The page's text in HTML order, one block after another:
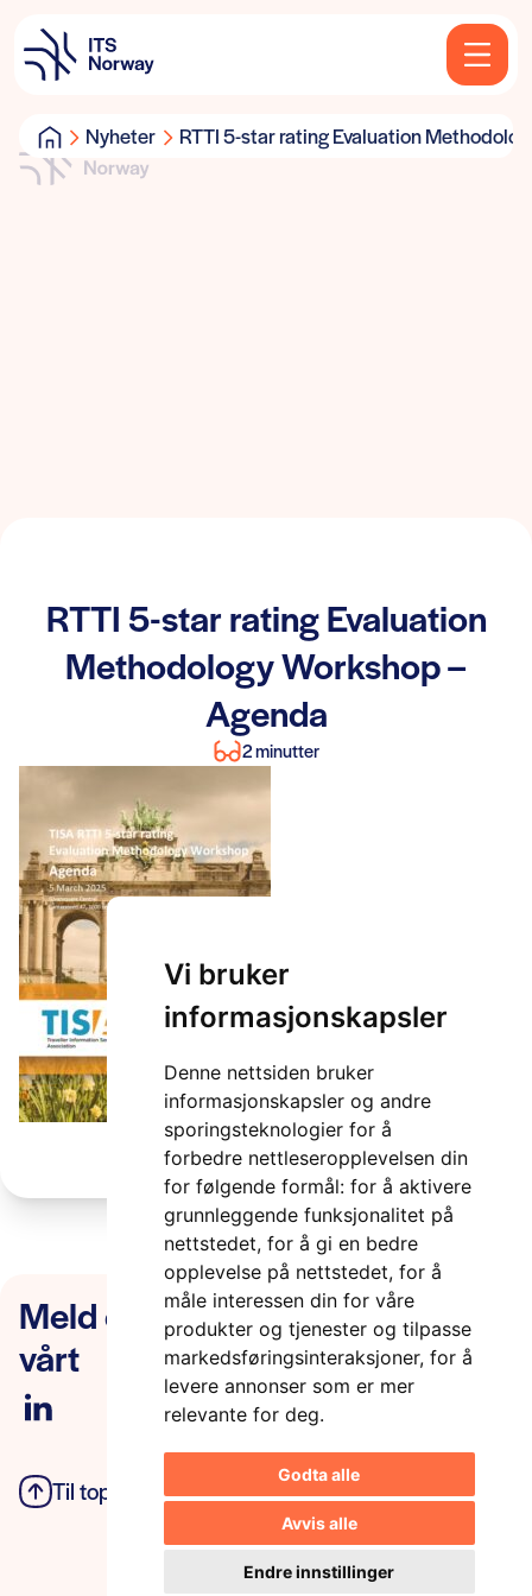
Vi bruker
informasjonskapsler
Denne nettsiden bruker
informasjonskapsler og andre
sporingsteknologier for å
forbedre nettleseropplevelsen din
for følgende formål: for å aktivere
grunnleggende funksjonalitet på
nettstedet, for å gi en bedre
opplevelse på nettstedet, for å
måle interessen din for våre
produkter og tjenester og tilpasse
markedsføringsinteraksjoner, for å
levere annonser som er mer
relevante for deg.
Godta alle
Avvis alle
Endre innstillinger
Nyheter RTTI 5-star rating Evaluation
RTTI 5-star rating Evaluation
Methodology Workshop –
Agenda
2 minutter
Meld deg på nyhetsbrevet
vårt
Til toppen Personvern